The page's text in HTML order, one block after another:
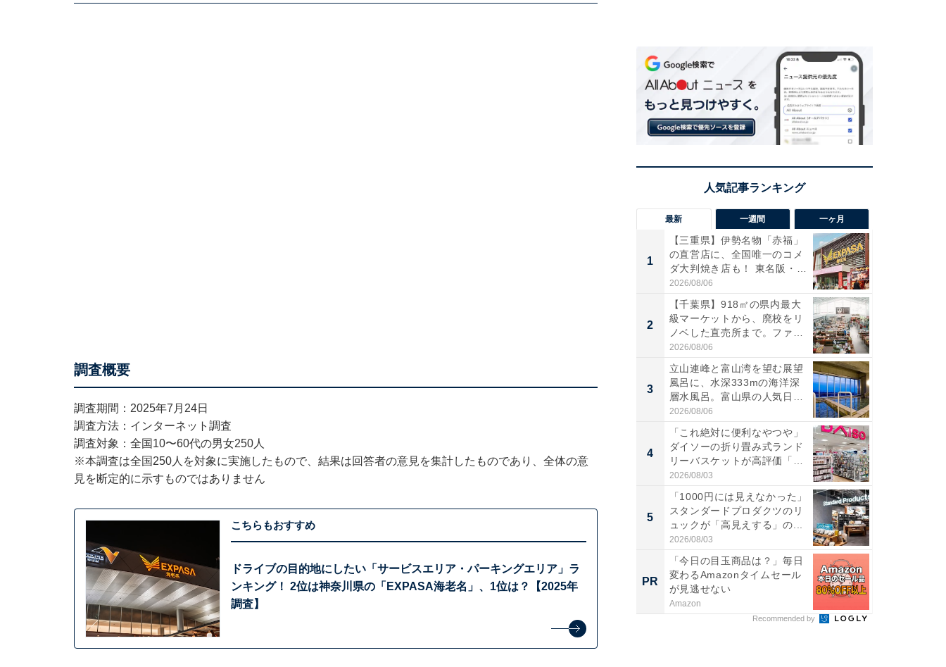
調査概要
調査期間：2025年7月24日
調査方法：インターネット調査
調査対象：全国10〜60代の男女250人
※本調査は全国250人を対象に実施したもので、結果は回答者の意見を集計したものであり、全体の意
見を断定的に示すものではありません
こちらもおすすめ
ドライブの目的地にしたい「サービスエリア・パーキングエリア」ラ
ンキング！ 2位は神奈川県の「EXPASA海老名」、1位は？【2025年
調査】
最新 一週間 一ヶ月
1
【三重県】伊勢名物「赤福」
の直営店に、全国唯一のコメ
ダ大判焼き店も！ 東名阪・
伊...
2026/08/06
2
【千葉県】918㎡の県内最大
級マーケットから、廃校をリ
ノベした直売所まで。ファ
ー...
2026/08/06
3
立山連峰と富山湾を望む展望
風呂に、水深333mの海洋深
層水風呂。富山県の人気日
帰...
2026/08/06
4
「これ絶対に便利なやつや」
ダイソーの折り畳み式ランド
リーバスケットが高評価「使
わ...
2026/08/03
5
「1000円には見えなかった」
スタンダードプロダクツのリ
ュックが「高見えする」の...
2026/08/03
PR
「今日の目玉商品は？」毎日
変わるAmazonタイムセール
が見逃せない
Amazon
Recommended by